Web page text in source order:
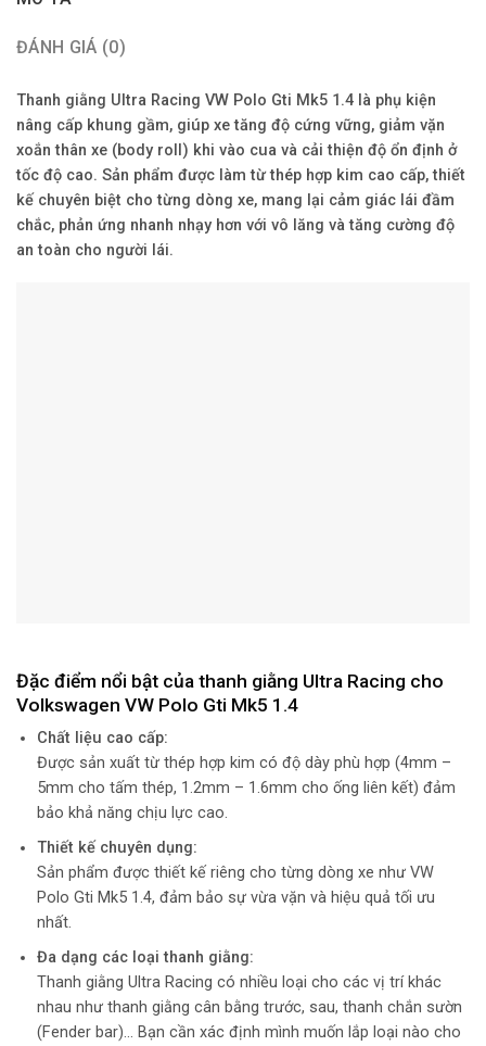
ĐÁNH GIÁ (0)
Thanh giằng Ultra Racing VW Polo Gti Mk5 1.4 là phụ kiện
nâng cấp khung gầm, giúp xe tăng độ cứng vững, giảm vặn
xoắn thân xe (body roll) khi vào cua và cải thiện độ ổn định ở
tốc độ cao. Sản phẩm được làm từ thép hợp kim cao cấp, thiết
kế chuyên biệt cho từng dòng xe, mang lại cảm giác lái đầm
chắc, phản ứng nhanh nhạy hơn với vô lăng và tăng cường độ
an toàn cho người lái.
Đặc điểm nổi bật của thanh giằng Ultra Racing cho
Volkswagen VW Polo Gti Mk5 1.4
Chất liệu cao cấp:
Được sản xuất từ thép hợp kim có độ dày phù hợp (4mm –
5mm cho tấm thép, 1.2mm – 1.6mm cho ống liên kết) đảm
bảo khả năng chịu lực cao.
Thiết kế chuyên dụng:
Sản phẩm được thiết kế riêng cho từng dòng xe nhưVW
Polo Gti Mk5 1.4, đảm bảo sự vừa vặn và hiệu quả tối ưu
nhất.
Đa dạng các loại thanh giằng:
Thanh giằng Ultra Racing có nhiều loại cho các vị trí khác
nhau như thanh giằng cân bằng trước, sau, thanh chắn sườn
(Fender bar)… Bạn cần xác định mình muốn lắp loại nào cho